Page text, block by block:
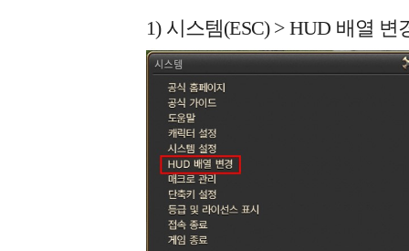
1) 시스템(ESC) > HUD 배열 변